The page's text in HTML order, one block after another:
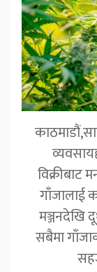
विक्रीबाट
गाँजालाई
मञ्जनदेखि
सबैमा